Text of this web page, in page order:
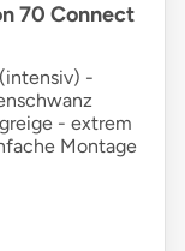
70 Connect
-
- extrem
Montage